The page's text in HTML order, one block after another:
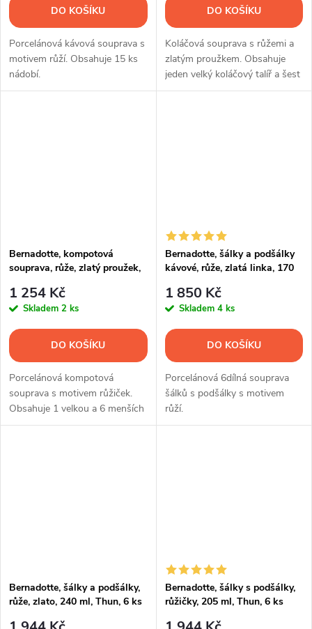
DO KOŠÍKU
Porcelánová kávová souprava s
motivem růží. Obsahuje 15 ks
nádobí.
DO KOŠÍKU
Koláčová souprava s růžemi a
zlatým proužkem. Obsahuje
jeden velký koláčový talíř a šest
malých dezertních talířků.
Bernadotte, kompotová
souprava, růže, zlatý proužek,
1 254 Kč
Skladem 2 ks
DO KOŠÍKU
Porcelánová kompotová
souprava s motivem růžiček.
Obsahuje 1 velkou a 6 menších
misek
Bernadotte, šálky a podšálky
kávové, růže, zlatá linka, 170
1 850 Kč
Skladem 4 ks
DO KOŠÍKU
Porcelánová 6dílná souprava
šálků s podšálky s motivem
růží.
Bernadotte, šálky a podšálky,
růže, zlato, 240 ml, Thun, 6 ks
Bernadotte, šálky s podšálky,
růžičky, 205 ml, Thun, 6 ks